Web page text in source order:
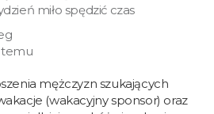
miło spędzić czas
temu
mężczyzn szukających
(wakacyjny sponsor) oraz